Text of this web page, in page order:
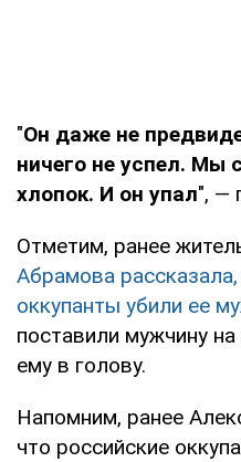
"Он даже не
ничего не успел.
хлопок. И он упал", —
Отметим, ранее
Абрамова
оккупанты убили ее
поставили мужчину
ему в голову.
Напомним, ранее
что российские